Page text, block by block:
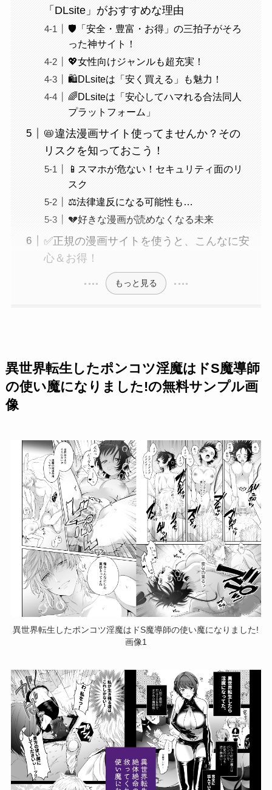
「DLsite」がおすすめな理由
🛡️「安全・豊富・お得」の三拍子がそろ
った神サイト！
💖女性向けジャンルも超充実！
🛍️DLsiteは「安く買える」も魅力！
🌈DLsiteは「安心してハマれる合法同人
プラットフォーム」
📛違法漫画サイト使ってませんか？その
リスクを知っておこう！
📱スマホが危ない！セキュリティ面のリ
スク
⚖️法律違反になる可能性も…
💔好きな漫画が読めなくなる未来
✅正規の漫画サイトを使うと、こんなに安
心＆お得！
もっと見る
異世界転生したポンコツ淫魔はドS魔導師
の使い魔になりました!の無料サンプル画
像
異世界転生したポンコツ淫魔はドS魔導師の使い魔になりました!
画像1